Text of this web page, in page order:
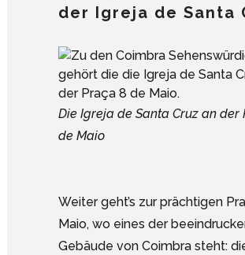
der Igreja de Santa
Die Igreja de Santa Cruz an der
de Maio
Weiter geht’s zur prächtigen
Maio, wo eines der
Gebäude von Coimbra steht: